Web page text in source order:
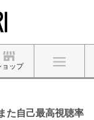
ョップ
た自己最高視聴率